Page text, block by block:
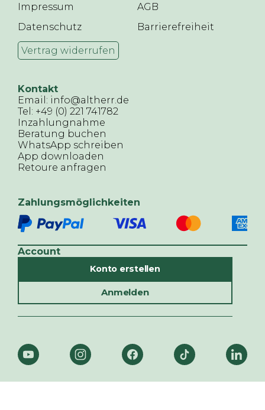
Impressum
AGB
Datenschutz
Barrierefreiheit
Vertrag widerrufen
Kontakt
Email: info@altherr.de
Tel: +49 (0) 221 741782
Inzahlungnahme
Beratung buchen
WhatsApp schreiben
App downloaden
Retoure anfragen
Zahlungsmöglichkeiten
Account
Konto erstellen
Anmelden